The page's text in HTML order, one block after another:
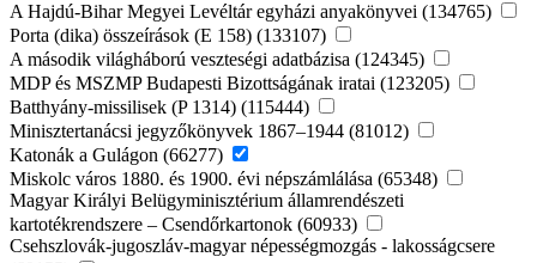
A Hajdú-Bihar Megyei Levéltár egyházi anyakönyvei (134765)
Porta (dika) összeírások (E 158) (133107)
A második világháború veszteségi adatbázisa (124345)
MDP és MSZMP Budapesti Bizottságának iratai (123205)
Batthyány-missilisek (P 1314) (115444)
Minisztertanácsi jegyzőkönyvek 1867–1944 (81012)
Katonák a Gulágon (66277)
Miskolc város 1880. és 1900. évi népszámlálása (65348)
Magyar Királyi Belügyminisztérium államrendészeti
kartotékrendszere – Csendőrkartonok (60933)
Csehszlovák-jugoszláv-magyar népességmozgás - lakosságcsere